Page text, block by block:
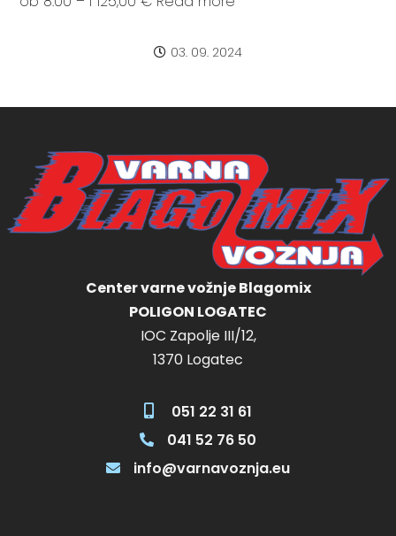
03. 09. 2024
Center varne vožnje Blagomix
POLIGON LOGATEC
IOC Zapolje III/12,
1370 Logatec
051 22 31 61
041 52 76 50
info@varnavoznja.eu